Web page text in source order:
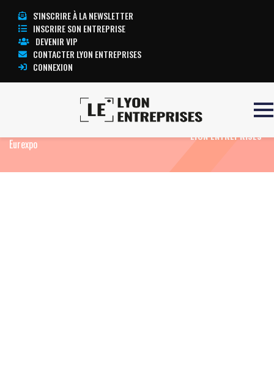
S'INSCRIRE À LA NEWSLETTER
INSCRIRE SON ENTREPRISE
DEVENIR VIP
CONTACTER LYON ENTREPRISES
CONNEXION
Agenda
Cette
Eurexpo
TOUTE L’ACTUALITÉ
LYON ENTREPRISES